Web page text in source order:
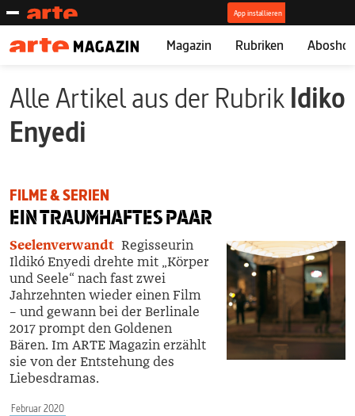
Magazin Rubriken
Alle Artikel aus der RubrikIdiko
Enyedi
FILME & SERIEN
EIN TRAUMHAFTES PAAR
Seelenverwandt Regisseurin
Ildikó Enyedi drehte mit „Körper
und Seele“ nach fast zwei
Jahrzehnten wieder einen Film
– und gewann bei der Berlinale
2017 prompt den Goldenen
Bären. Im ARTE Magazin erzählt
sie von der Entstehung des
Liebesdramas.
Februar 2020